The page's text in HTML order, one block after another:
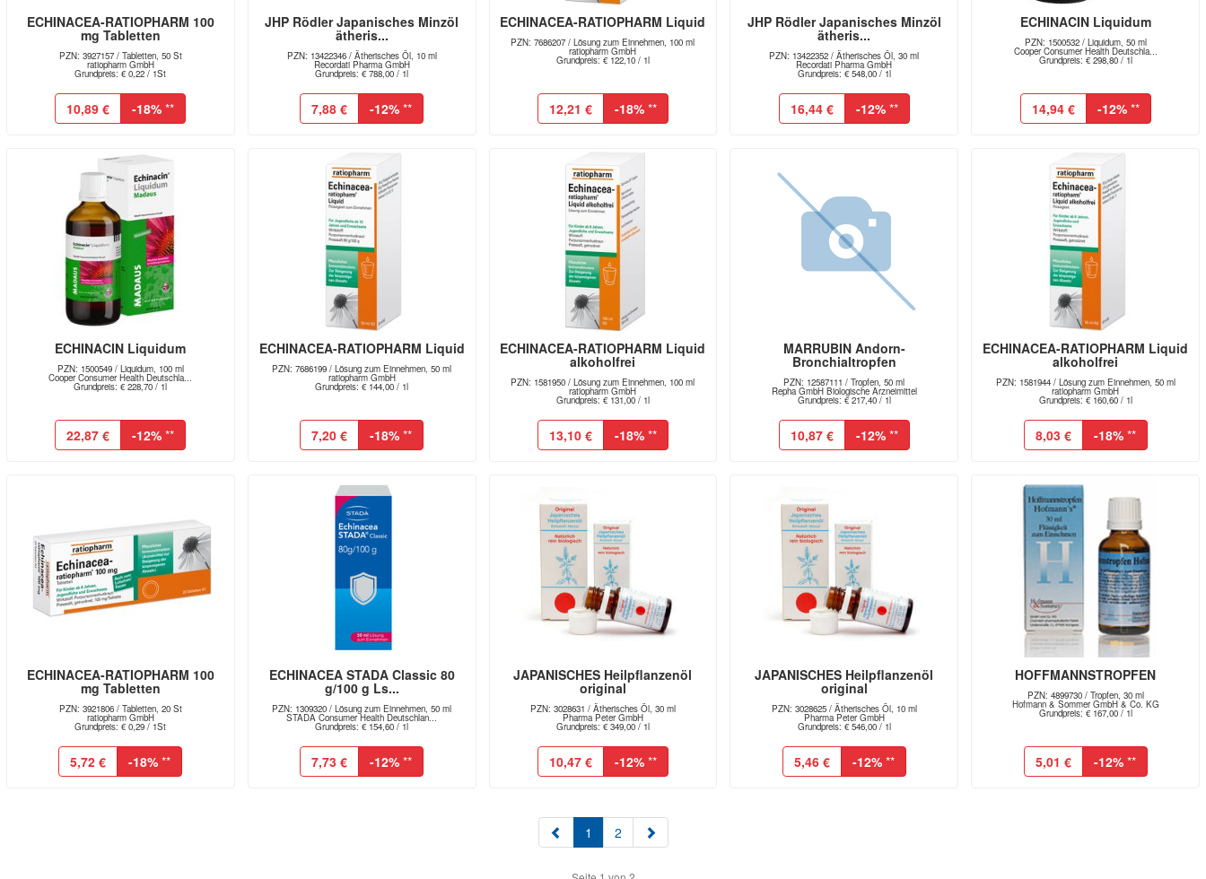
ECHINACEA-RATIOPHARM 100
mg Tabletten
PZN: 3927157 / Tabletten, 50 St
ratiopharm GmbH
Grundpreis: € 0,22 / 1St
10,89 € -18% **
JHP Rödler Japanisches Minzöl
ätheris...
PZN: 13422346 / Ätherisches Öl, 10 ml
Recordati Pharma GmbH
Grundpreis: € 788,00 / 1l
7,88 € -12% **
ECHINACEA-RATIOPHARM Liquid
PZN: 7686207 / Lösung zum Einnehmen, 100 ml
ratiopharm GmbH
Grundpreis: € 122,10 / 1l
12,21 € -18%**
JHP Rödler Japanisches Minzöl
ätheris...
PZN: 13422352 / Ätherisches Öl, 30 ml
Recordati Pharma GmbH
Grundpreis: € 548,00 / 1l
16,44 € -12%**
ECHINACIN Liquidum
PZN: 1500532 / Liquidum, 50 ml
Cooper Consumer Health Deutschla...
Grundpreis: € 298,80 / 1l
14,94 € -12%**
ECHINACIN Liquidum
PZN: 1500549 / Liquidum, 100 ml
Cooper Consumer Health Deutschla...
Grundpreis: € 228,70 / 1l
22,87 € -12% **
ECHINACEA-RATIOPHARM Liquid
PZN: 7686199 / Lösung zum Einnehmen, 50 ml
ratiopharm GmbH
Grundpreis: € 144,00 / 1l
7,20 € -18% **
ECHINACEA-RATIOPHARM Liquid
alkoholfrei
PZN: 1581950 / Lösung zum Einnehmen, 100 ml
ratiopharm GmbH
Grundpreis: € 131,00 / 1l
13,10 € -18%**
MARRUBIN Andorn-
Bronchialtropfen
PZN: 12587111 / Tropfen, 50 ml
Repha GmbH Biologische Arzneimittel
Grundpreis: € 217,40 / 1l
10,87 € -12%**
ECHINACEA-RATIOPHARM Liquid
alkoholfrei
PZN: 1581944 / Lösung zum Einnehmen, 50 ml
ratiopharm GmbH
Grundpreis: € 160,60 / 1l
8,03 € -18%**
ECHINACEA-RATIOPHARM 100
mg Tabletten
PZN: 3921806 / Tabletten, 20 St
ratiopharm GmbH
Grundpreis: € 0,29 / 1St
5,72 € -18% **
ECHINACEA STADA Classic 80
g/100 g Ls...
PZN: 1309320 / Lösung zum Einnehmen, 50 ml
STADA Consumer Health Deutschlan...
Grundpreis: € 154,60 / 1l
7,73 € -12% **
JAPANISCHES Heilpflanzenöl
original
PZN: 3028631 / Ätherisches Öl, 30 ml
Pharma Peter GmbH
Grundpreis: € 349,00 / 1l
10,47 € -12%**
JAPANISCHES Heilpflanzenöl
original
PZN: 3028625 / Ätherisches Öl, 10 ml
Pharma Peter GmbH
Grundpreis: € 546,00 / 1l
5,46 € -12%**
HOFFMANNSTROPFEN
PZN: 4899730 / Tropfen, 30 ml
Hofmann & Sommer GmbH & Co. KG
Grundpreis: € 167,00 / 1l
5,01 € -12%**
1 (aktuell)
2